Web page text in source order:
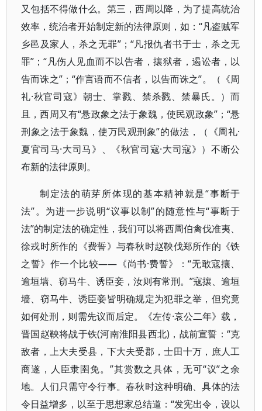
又包括不得做什么。第三，西周以降，为了提高统治
效率，统治者开始制定新的法律原则，如：“凡盗贼军
乡邑及家人，杀之无罪”；“凡报仇者书于士，杀之无
罪”；“凡伤人见血而不以告者，攘狱者，遏讼者，以
告而诛之”；“作言语而不信者，以告而诛之”。（《周
礼·秋官司寇》朝士、掌戮、禁杀戮、禁暴氏。）而
且，西周又有“悬政象之法于象魏，使民观政象”；“悬
刑象之法于象魏，使万民观刑象”的做法，（《周礼·
夏官司马·大司马》、《秋官司寇·大司寇》）不断公
布新的法律原则。
制定法的萌芽所体现的基本精神就是“事断于
法”。为进一步说明“议事以制”的随意性与“事断于
法”的制定法的确定性，我们可以将西周伯禽伐准夷、
徐戎时所作的《费誓》与春秋时赵鞅伐郑所作的《铁
之誓》作一个比较——《尚书·费誓》：“无敢寇攘、
逾垣墙、窃马牛、诱臣妾，汝则有常刑。”寇攘、逾垣
墙、窃马牛、诱臣妾皆明确规定为犯罪之举，但究竟
如何处刑，则需先议而后定。《左传·哀公二年》载，
晋国赵鞅将战于铁(河南淮阳县西北)，战前宣誓：“克
敌者，上大夫受县，下大夫受郡，士田十万，庶人工
商遂，人臣隶圉免。”其赏数之具体，无可“议”之余
地。人们只需守令行事。春秋时这种明确、具体的法
令日益增多，以至于思想家总结道：“发宪出令，设以